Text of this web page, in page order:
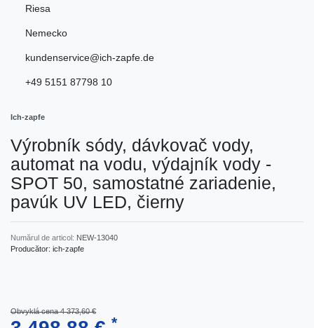
Riesa
Nemecko
kundenservice@ich-zapfe.de
+49 5151 87798 10
Ich-zapfe
Výrobník sódy, dávkovač vody,
automat na vodu, výdajník vody -
SPOT 50, samostatné zariadenie,
pavúk UV LED, čierny
Numărul de articol: NEW-13040
Producător: ich-zapfe
Obvyklá cena 4 373,60 €
*